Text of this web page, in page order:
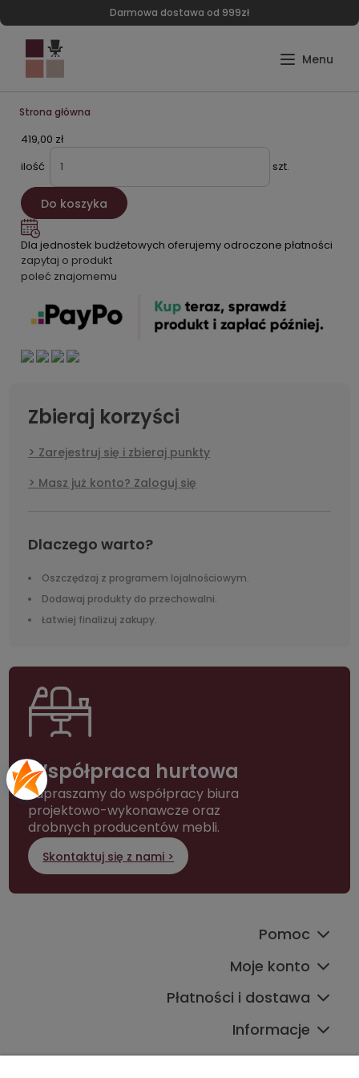
Darmowa dostawa od 999zł
Strona główna
419,00 zł
ilość
szt.
Do koszyka
Dla jednostek budżetowych oferujemy odroczone płatności
zapytaj o produkt
poleć znajomemu
Zbieraj korzyści
Zarejestruj się i zbieraj punkty
Masz już konto? Zaloguj się
Dlaczego warto?
Oszczędzaj z programem lojalnościowym.
Dodawaj produkty do przechowalni.
Łatwiej finalizuj zakupy.
Współpraca hurtowa
Zapraszamy do współpracy biura
projektowo-wykonawcze oraz
drobnych producentów mebli.
Skontaktuj się z nami >
Pomoc
Moje konto
Płatności i dostawa
Informacje
Kontakt ze sklepem